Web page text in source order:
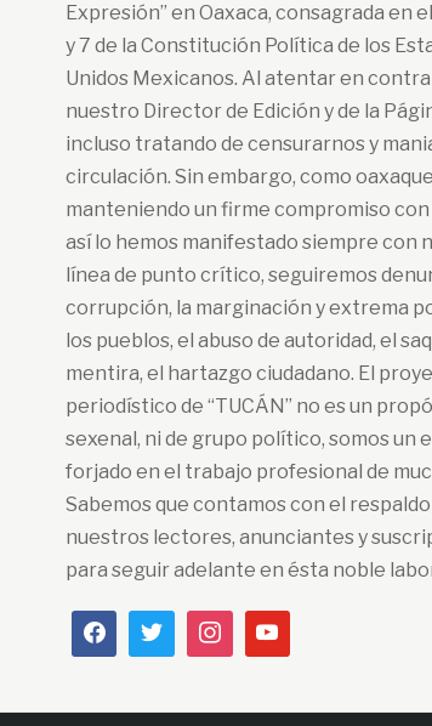
Expresión” en Oaxaca, consagrada en
y 7 de la Constitución Política de los
Unidos Mexicanos. Al atentar en contra
nuestro Director de Edición y de la
incluso tratando de censurarnos y
circulación. Sin embargo, como
manteniendo un firme compromiso con
así lo hemos manifestado siempre con
línea de punto crítico, seguiremos
corrupción, la marginación y extrema
los pueblos, el abuso de autoridad, el
mentira, el hartazgo ciudadano. El
periodístico de “TUCÁN” no es un
sexenal, ni de grupo político, somos un
forjado en el trabajo profesional de
Sabemos que contamos con el
nuestros lectores, anunciantes y
para seguir adelante en ésta noble